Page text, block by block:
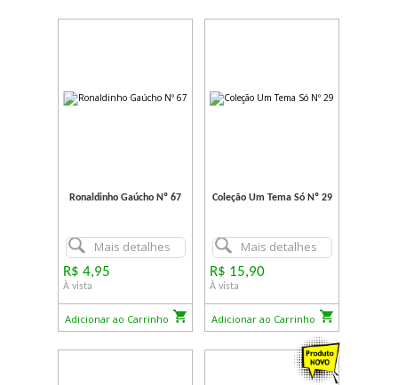
Ronaldinho Gaúcho Nº 67
Mais detalhes
R$ 4,95
À vista
Adicionar ao Carrinho
Coleção Um Tema Só Nº 29
Mais detalhes
R$ 15,90
À vista
Adicionar ao Carrinho